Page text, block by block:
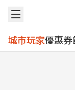
城市玩家優惠券